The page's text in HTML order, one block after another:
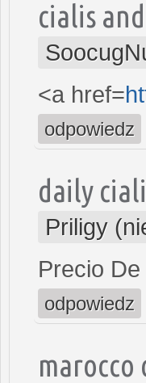
cialis
<a href=
odpowiedz
daily
Priligy
Precio
odpowiedz
marocco